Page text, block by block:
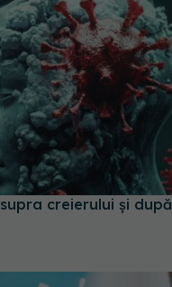
creierului și după